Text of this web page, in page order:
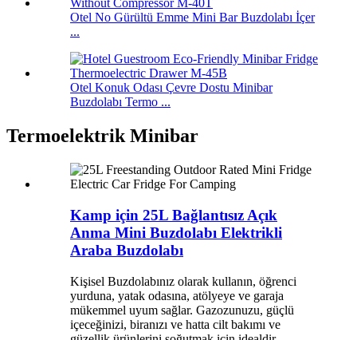
Otel No Gürültü Emme Mini Bar Buzdolabı İçer
...
Otel Konuk Odası Çevre Dostu Minibar
Buzdolabı Termo ...
Termoelektrik Minibar
Kamp için 25L Bağlantısız Açık
Anma Mini Buzdolabı Elektrikli
Araba Buzdolabı
Kişisel Buzdolabınız olarak kullanın, öğrenci
yurduna, yatak odasına, atölyeye ve garaja
mükemmel uyum sağlar. Gazozunuzu, güçlü
içeceğinizi, biranızı ve hatta cilt bakımı ve